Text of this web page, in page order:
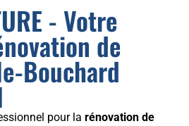
- Votre
de
Bouchard
pour la rénovation de